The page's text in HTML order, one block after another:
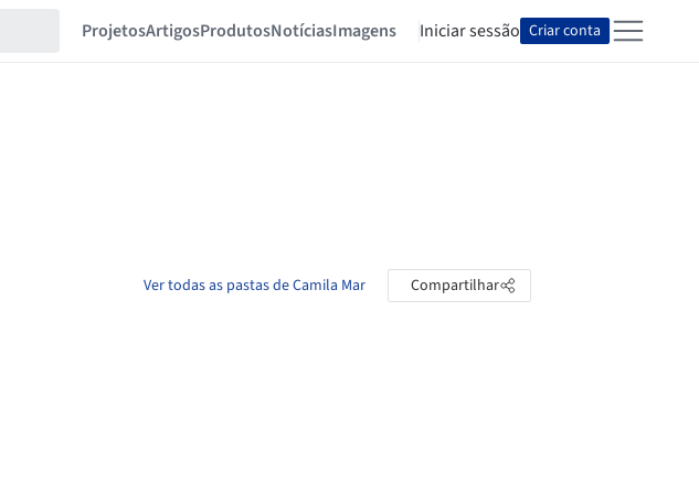
ProjetosArtigosProdutosNotíciasImagens Iniciar sessão Criar conta
Ver todas as pastas de Camila Mar Compartilhar